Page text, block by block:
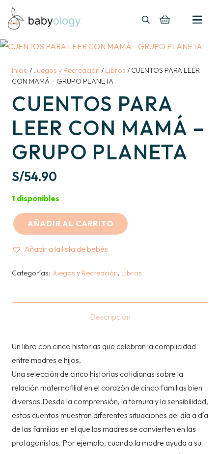
Inicio /Juegos y Recreación / Libros / CUENTOS PARA LEER
CON MAMÁ – GRUPO PLANETA
CUENTOS PARA
LEER CON MAMÁ –
GRUPO PLANETA
S/54.90
1 disponibles
CUENTOS
CON
AÑADIR AL CARRITO
Añadir a la lista de bebés
Categorías: Juegos y Recreación, Libros
Descripción
Un libro con cinco historias que celebran la complicidad
entre madres e hijos.
Una selección de cinco historias cotidianas sobre la
relación maternofilial en el corazón de cinco familias bien
diversas.Desde la comprensión, la ternura y la sensibilidad,
estos cuentos muestran diferentes situaciones del día a día
de las familias en el que las madres se convierten en las
protagonistas. Por ejemplo, cuando la madre ayuda a su